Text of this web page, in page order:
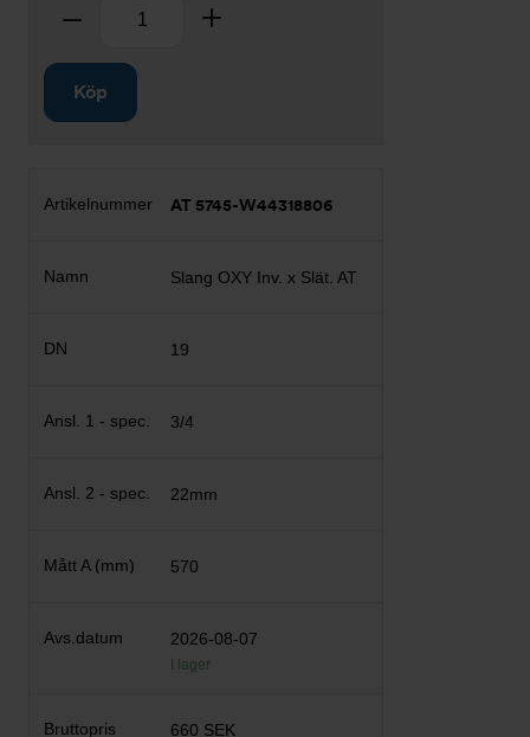
Ta bort
Köp
AT 5745-W44318806
Slang OXY Inv. x Slät. AT
19
3/4
22mm
570
2026-08-07
I lager
660 SEK